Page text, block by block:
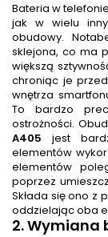
Bateria w telefonie
jak w wielu
obudowy.
sklejona, co ma
większą
chroniąc je
wnętrza
To bardzo
ostrożności.
A405 jest
elementów
elementów
poprzez
Składa się ono z
oddzielając oba
2.Wymiana